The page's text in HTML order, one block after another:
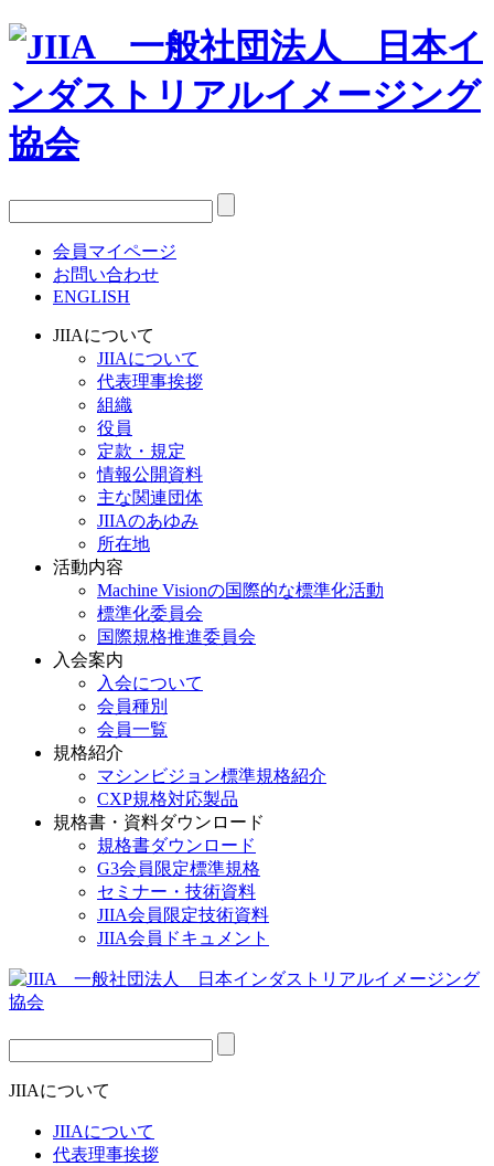
会員マイページ
お問い合わせ
ENGLISH
JIIAについて
JIIAについて
代表理事挨拶
組織
役員
定款・規定
情報公開資料
主な関連団体
JIIAのあゆみ
所在地
活動内容
Machine Visionの国際的な標準化活動
標準化委員会
国際規格推進委員会
入会案内
入会について
会員種別
会員一覧
規格紹介
マシンビジョン標準規格紹介
CXP規格対応製品
規格書・資料ダウンロード
規格書ダウンロード
G3会員限定標準規格
セミナー・技術資料
JIIA会員限定技術資料
JIIA会員ドキュメント
JIIAについて
JIIAについて
代表理事挨拶